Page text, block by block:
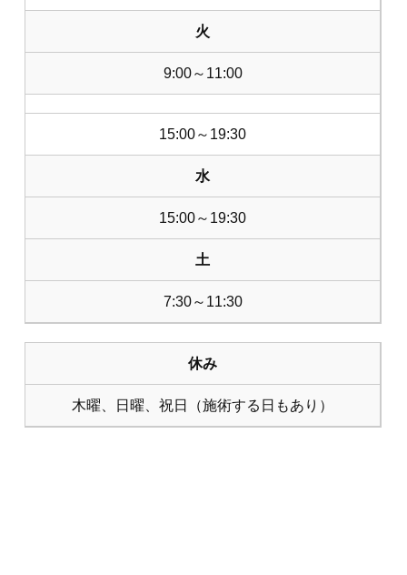
火
9:00～11:00
15:00～19:30
水
15:00～19:30
土
7:30～11:30
休み
木曜、日曜、祝日（施術する日もあり）